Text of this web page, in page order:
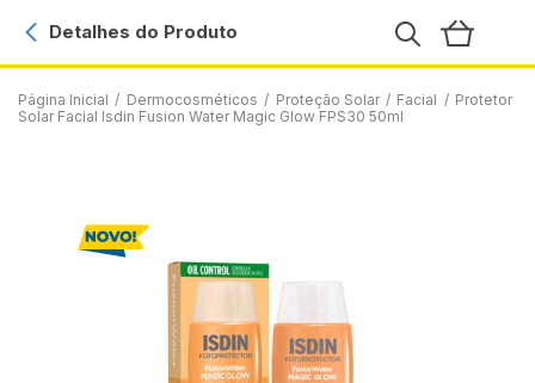
Página Inicial / Dermocosméticos / Proteção Solar / Facial / Protetor
Solar Facial Isdin Fusion Water Magic Glow FPS30 50ml
Detalhes do Produto